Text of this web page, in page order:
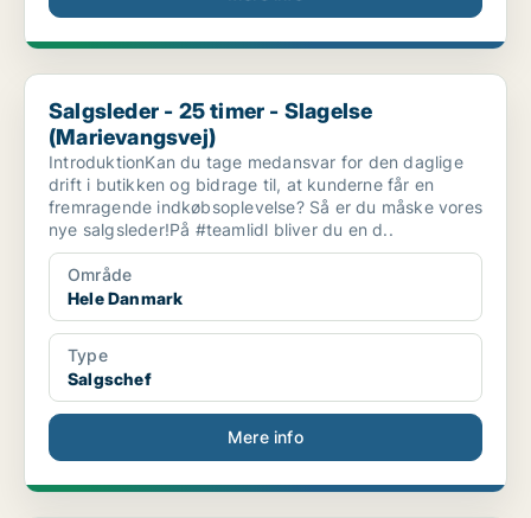
Salgsleder - 25 timer - Slagelse (Marievangsvej)
Salgsleder - 25 timer - Slagelse
(Marievangsvej)
IntroduktionKan du tage medansvar for den daglige
drift i butikken og bidrage til, at kunderne får en
fremragende indkøbsoplevelse? Så er du måske vores
nye salgsleder!På #teamlidl bliver du en d..
Område
Hele Danmark
Type
Salgschef
Mere info